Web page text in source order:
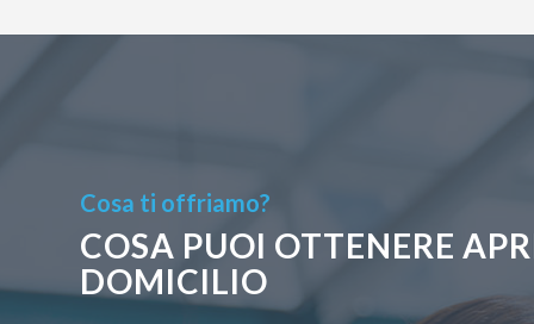
Cosa ti offriamo?
COSA PUOI OTTENERE
DOMICILIO